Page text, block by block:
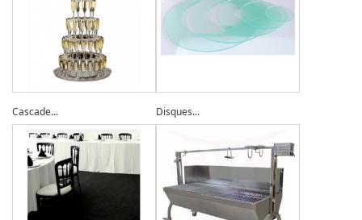
Cascade... Disques...